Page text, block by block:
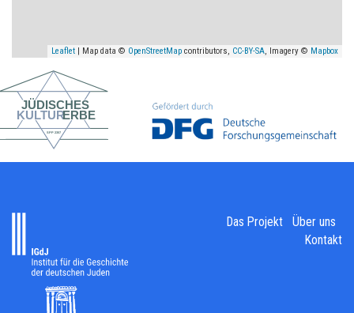
Leaflet | Map data © OpenStreetMap contributors, CC-BY-SA, Imagery © Mapbox
Das Projekt
Über uns
Kontakt